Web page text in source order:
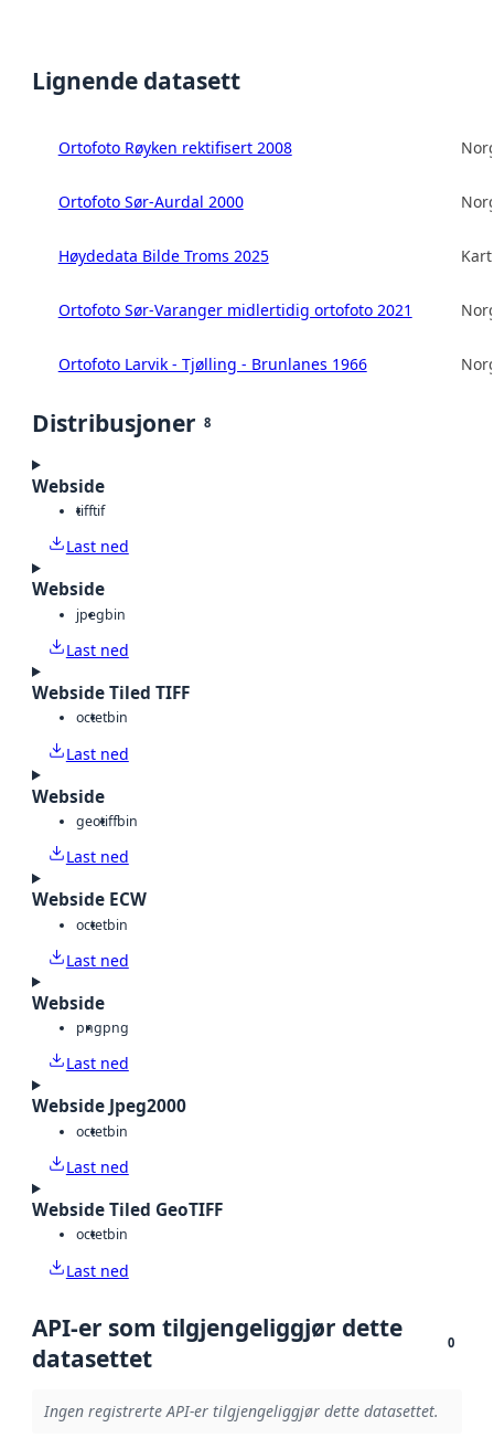
Lignende datasett
Ortofoto Røyken rektifisert 2008
Ortofoto Sør-Aurdal 2000
Høydedata Bilde Troms 2025
Ortofoto Sør-Varanger midlertidig ortofoto 2021
Ortofoto Larvik - Tjølling - Brunlanes 1966
Distribusjoner 8
Webside
tifftif
Last ned
Webside
jpegbin
Last ned
Webside Tiled TIFF
octetbin
Last ned
Webside
geotiffbin
Last ned
Webside ECW
octetbin
Last ned
Webside
pngpng
Last ned
Webside Jpeg2000
octetbin
Last ned
Webside Tiled GeoTIFF
octetbin
Last ned
API-er som tilgjengeliggjør dette
datasettet
0
Ingen registrerte API-er tilgjengeliggjør dette datasettet.